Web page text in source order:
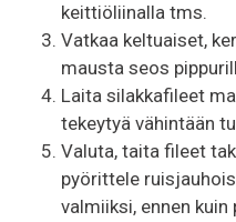
keittiöliinalla tms.
Vatkaa keltuaiset,
mausta seos
Laita silakkafileet
tekeytyä vähintään
Valuta, taita fileet
pyörittele
valmiiksi, ennen